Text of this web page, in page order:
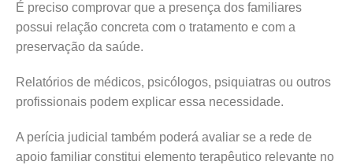
É preciso comprovar que a presença dos familiares
possui relação concreta com o tratamento e com a
preservação da saúde.
Relatórios de médicos, psicólogos, psiquiatras ou outros
profissionais podem explicar essa necessidade.
A perícia judicial também poderá avaliar se a rede de
apoio familiar constitui elemento terapêutico relevante no